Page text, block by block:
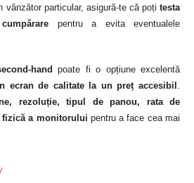
vânzător particular, asigură-te că poți testa
pentru a evita eventualele
hand poate fi o opțiune excelentă
ecran de calitate la un preț accesibil
rezoluție, tipul de panou, rata de
fizică a monitorului pentru a face cea mai